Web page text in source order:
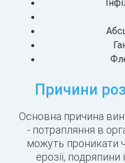
Причини
Основна причина
- потрапляння в
можуть проникати
ерозії,